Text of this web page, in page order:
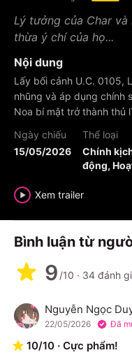
Lý tưởng của Char
thừa ý chí của họ...
Nội dung
Lấy bối cảnh U.C. 0105,
nhũng và áp dụng chính
Noa bí mật trở thành thủ
Ngày chiếu
15/05/2026
Thể loại
Chính
động,
Xem trailer
Bình luận từ
9 /10 · 34 đánh
N Nguyễn Ngọc
22/05/2026 Đã
10/10 · Cực phẩm!